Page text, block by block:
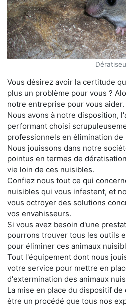
Vous désirez avoir la certitude
plus un problème pour vous ?
notre entreprise pour vous aider.
Nous avons à notre disposition,
performant choisi
professionnels en élimination de
Nous jouissons dans notre
pointus en termes de
vie loin de ces nuisibles.
Confiez nous tout ce qui
nuisibles qui vous infestent, et
vous octroyer des solutions
vos envahisseurs.
Si vous avez besoin d'une
pourrons trouver tous les outils
pour éliminer ces animaux
Tout l'équipement dont nous
votre service pour mettre en
d'extermination des animaux
La mise en place du dispositif
être un procédé que tous nos